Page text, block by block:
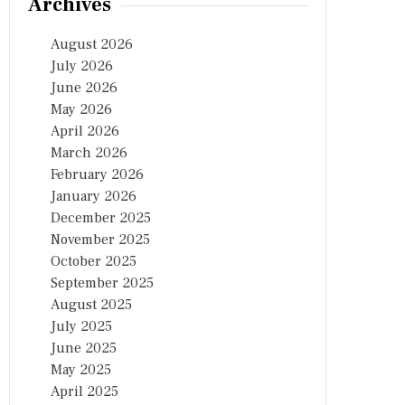
August 2026
July 2026
June 2026
May 2026
April 2026
March 2026
February 2026
January 2026
December 2025
November 2025
October 2025
September 2025
August 2025
July 2025
June 2025
May 2025
April 2025